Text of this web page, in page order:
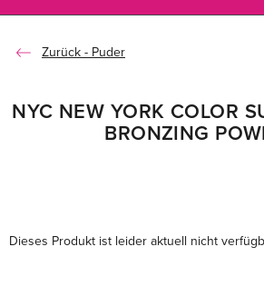
Puder
NYC NEW YORK COLOR
BRONZING
Dieses Produkt ist leider aktuell nicht